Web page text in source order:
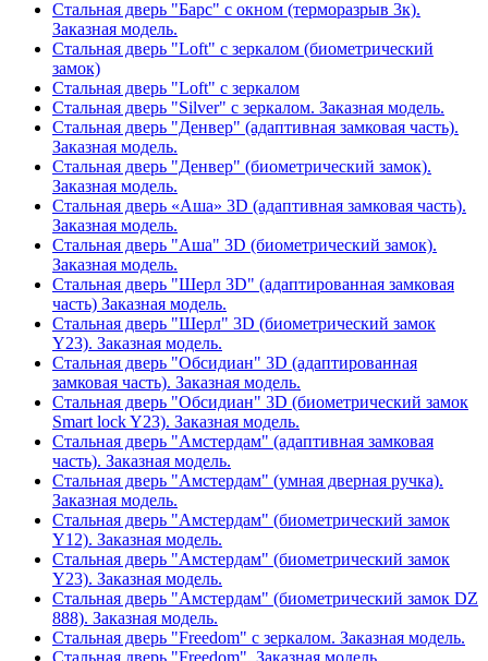
Стальная дверь "Барс" с окном (терморазрыв 3к).
Заказная модель.
Стальная дверь "Loft" с зеркалом (биометрический
замок)
Стальная дверь "Loft" с зеркалом
Стальная дверь "Silver" с зеркалом. Заказная модель.
Стальная дверь "Денвер" (адаптивная замковая часть).
Заказная модель.
Стальная дверь "Денвер" (биометрический замок).
Заказная модель.
Стальная дверь «Аша» 3D (адаптивная замковая часть).
Заказная модель.
Стальная дверь "Аша" 3D (биометрический замок).
Заказная модель.
Стальная дверь "Шерл 3D" (адаптированная замковая
часть) Заказная модель.
Стальная дверь "Шерл" 3D (биометрический замок
Y23). Заказная модель.
Стальная дверь "Обсидиан" 3D (адаптированная
замковая часть). Заказная модель.
Стальная дверь "Обсидиан" 3D (биометрический замок
Smart lock Y23). Заказная модель.
Стальная дверь "Амстердам" (адаптивная замковая
часть). Заказная модель.
Стальная дверь "Амстердам" (умная дверная ручка).
Заказная модель.
Стальная дверь "Амстердам" (биометрический замок
Y12). Заказная модель.
Стальная дверь "Амстердам" (биометрический замок
Y23). Заказная модель.
Стальная дверь "Амстердам" (биометрический замок DZ
888). Заказная модель.
Стальная дверь "Freedom" с зеркалом. Заказная модель.
Стальная дверь "Freedom". Заказная модель.